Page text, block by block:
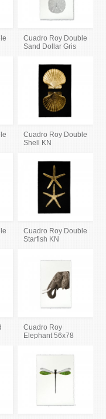
Cuadro Roy Double
Sand Dollar Gris
Cuadro Roy Double
Shell KN
Cuadro Roy Double
Starfish KN
Cuadro Roy
Elephant 56x78